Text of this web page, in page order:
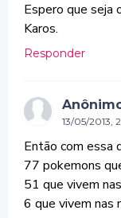
Espero que seja
Karos.
Responder
13/05/2013,
Então com essa
77 pokemons
51 que vivem
6 que vivem nas